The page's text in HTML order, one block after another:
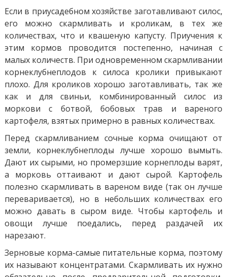
Если в приусадебном хозяйстве заготавливают силос,
его можно скармливать и кроликам, в тех же
количествах, что и квашеную капусту. Приучения к
этим кормов проводится постепенно, начиная с
малых количеств. При одновременном скармливании
корнеклубнеплодов к силоса кролики привыкают
плохо. Для кроликов хорошо заготавливать, так же
как и для свиньи, комбинированный силос из
моркови с ботвой, бобовых трав и вареного
картофеля, взятых примерно в равных количествах.
Перед скармливанием сочные корма очищают от
земли, корнеклубнеплоды лучше хорошо вымыть.
Дают их сырыми, но промерзшие корнеплоды варят,
а морковь оттаивают и дают сырой. Картофель
полезно скармливать в вареном виде (так он лучше
переваривается), но в небольших количествах его
можно давать в сыром виде. Чтобы картофель и
овощи лучше поедались, перед раздачей их
нарезают.
Зерновые корма-самые питательные корма, поэтому
их называют концентратами. Скармливать их нужно